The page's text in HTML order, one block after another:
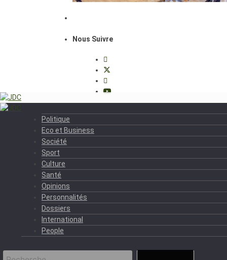
Nous Suivre
Politique
Eco et Business
Société
Sport
Culture
Santé
Opinions
Personnalités
Dossiers
International
People